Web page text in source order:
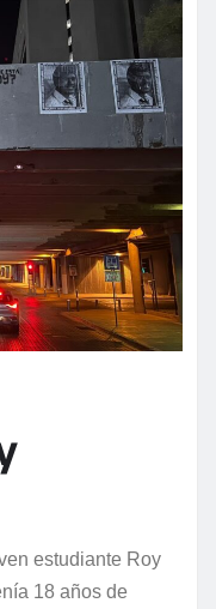
estudiante Roy
18 años de